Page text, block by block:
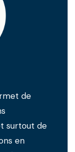
de
surtout de
en